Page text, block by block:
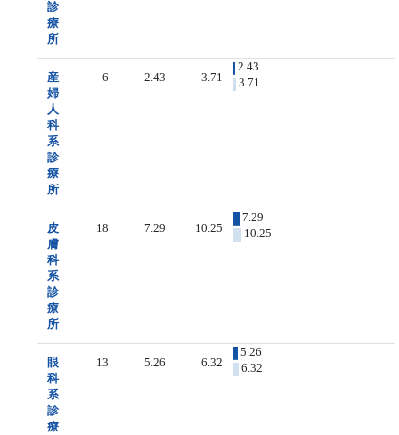
診
療
所
産
婦
人
科
系
診
療
所
6 2.43 3.71
2.43
3.71
皮
膚
科
系
診
療
所
18 7.29 10.25
7.29
10.25
眼
科
系
診
療
13 5.26 6.32
5.26
6.32